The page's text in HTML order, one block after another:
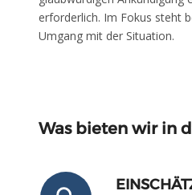
erforderlich. Im Fokus steht
Umgang mit der Situation.
Was bieten wir in